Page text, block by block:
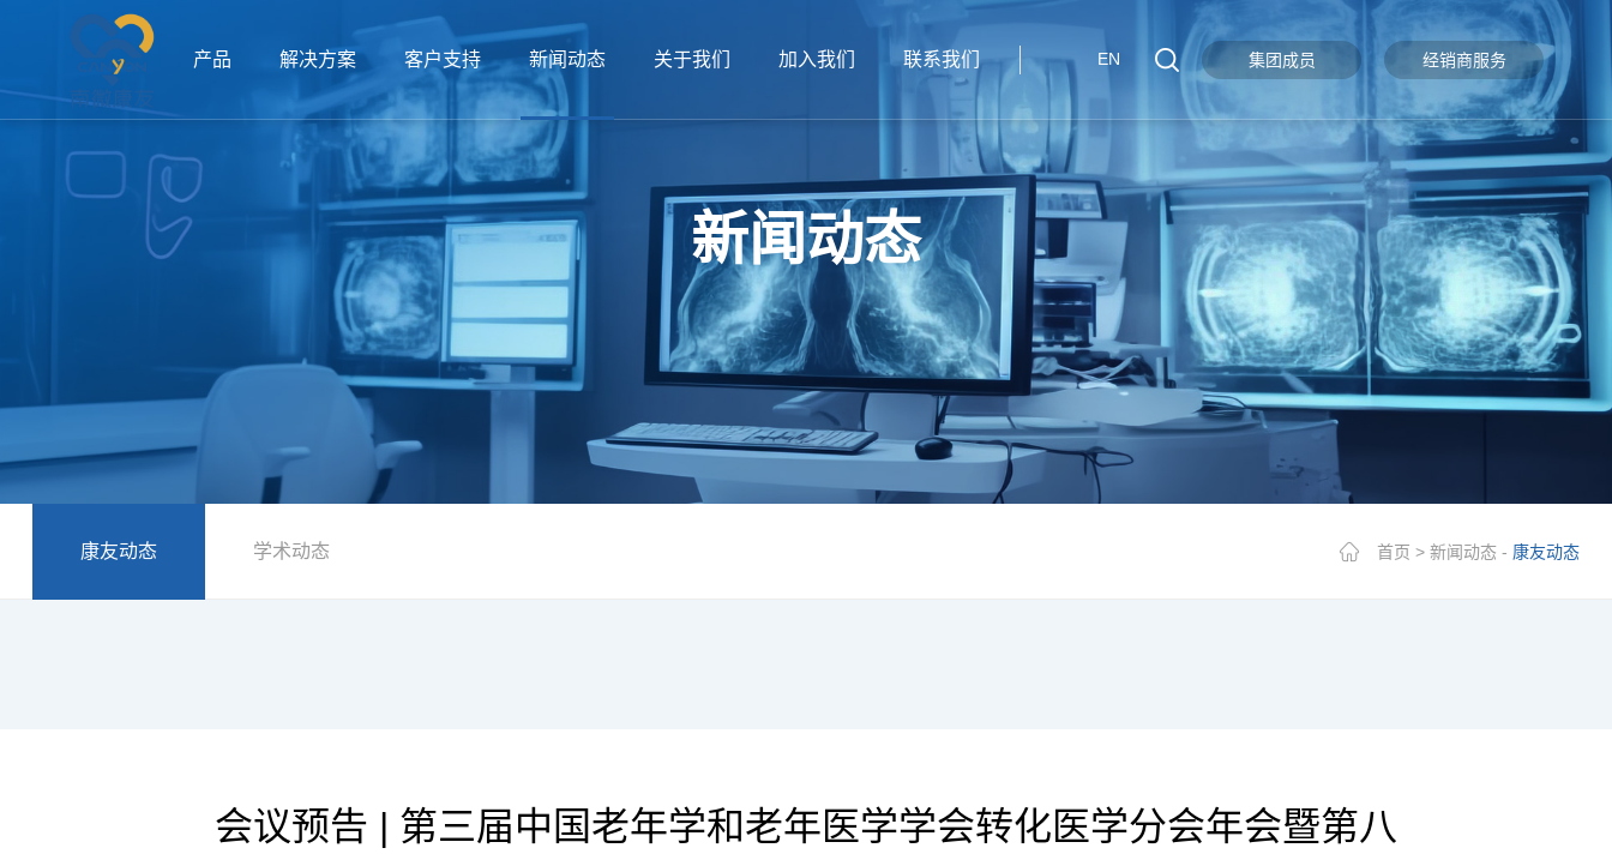
EN 集团成员 经销商服务
产品 解决方案 客户支持 新闻动态 关于我们 加入我们 联系我们
新闻动态
康友动态 学术动态 首页 >新闻动态 - 康友动态
会议预告 | 第三届中国老年学和老年医学学会转化医学分会年会暨第八